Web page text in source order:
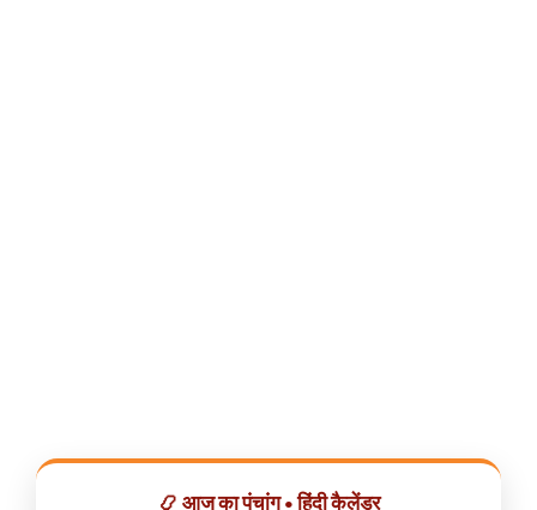
📿 आज का पंचांग • हिंदी कैलेंडर